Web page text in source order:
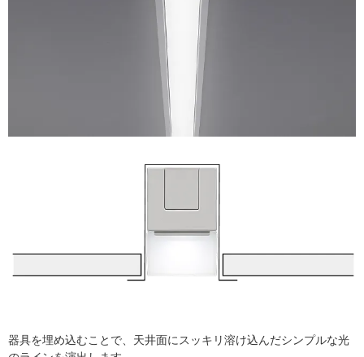
器具を埋め込むことで、天井面にスッキリ溶け込んだシンプルな光